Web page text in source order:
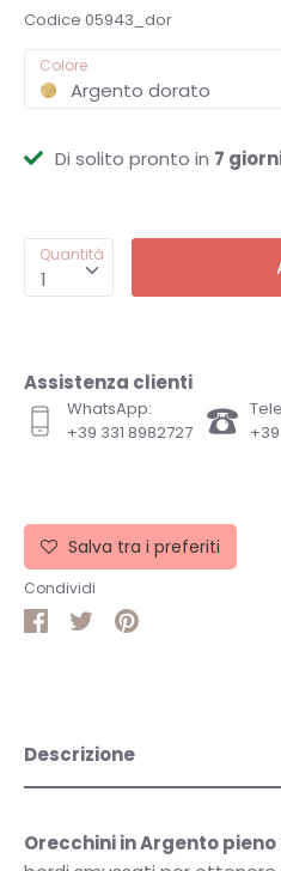
Codice 05943_dor
Colore
Argento dorato
Di solito pronto in 7
Quantità
1
Assistenza clienti
WhatsApp:
+39 331 8982727
Salva tra i preferiti
Condividi
CondividiCondividi
Pin
Descrizione
Orecchini in Argento pieno